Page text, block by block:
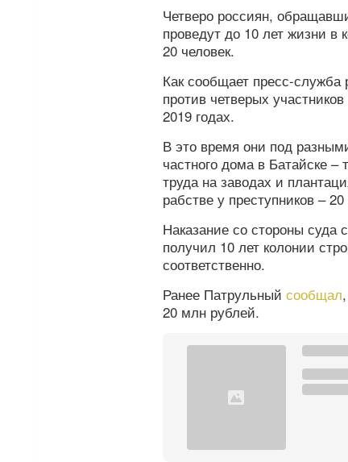
Четверо россиян,
проведут до 10 лет жизни в
20 человек.
Как сообщает пресс-служба
против четверых
2019 годах.
В это время они под
частного дома в Батайске
труда на заводах и
рабстве у преступников – 20
Наказание со стороны суда
получил 10 лет колонии
соответственно.
Ранее Патрульный сообщал
20 млн рублей.